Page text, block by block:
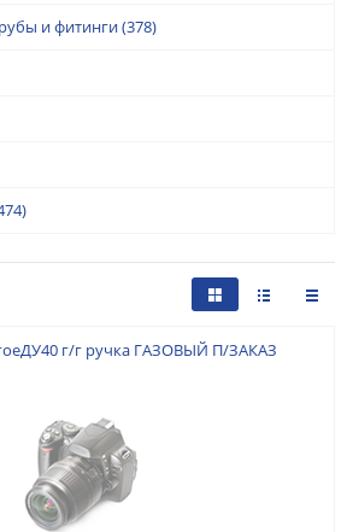
и фитинги(378)
г/г ручка ГАЗОВЫЙ П/ЗАКАЗ